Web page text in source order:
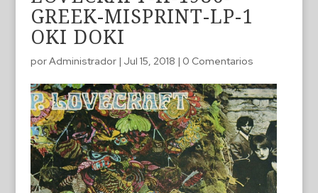
GREEK-MISPRINT-LP-1
OKI DOKI
porAdministrador| Jul 15, 2018 | 0 Comentarios